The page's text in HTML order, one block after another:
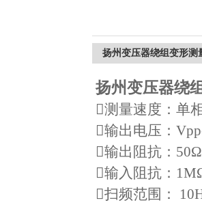
扬州变压器绕组变形测
扬州变压器绕
测量速度：单
输出电压：
输出阻抗：50Ω
输入阻抗：
扫频范围：